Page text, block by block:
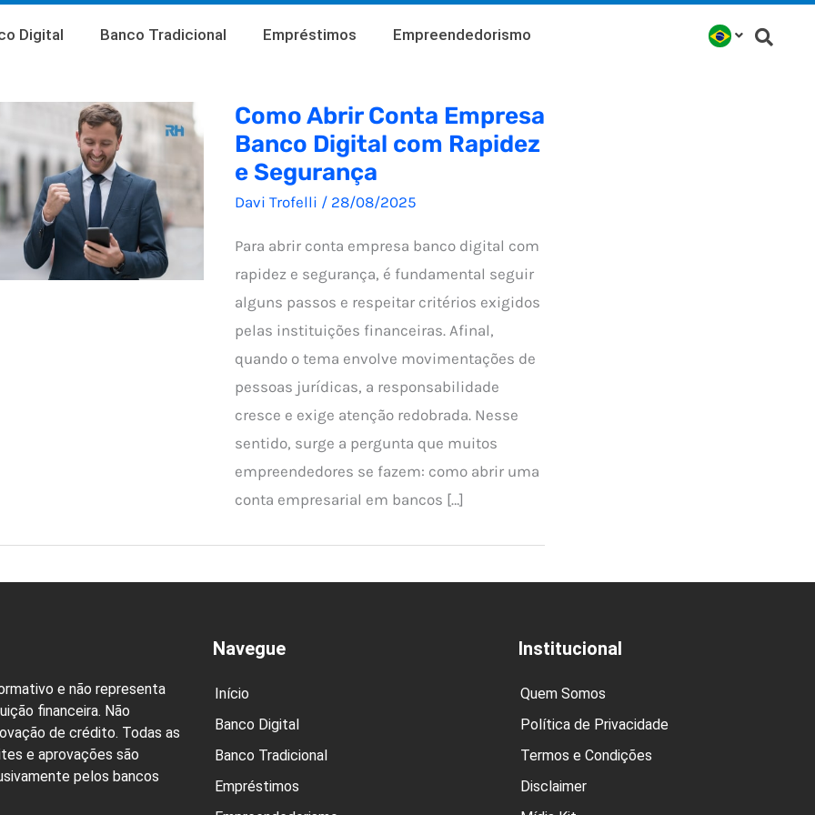
Digital Banco Tradicional Empréstimos Empreendedorismo
Como Abrir Conta Empresa
Banco Digital com Rapidez
e Segurança
Davi Trofelli / 28/08/2025
Para abrir conta empresa banco digital com
rapidez e segurança, é fundamental seguir
alguns passos e respeitar critérios exigidos
pelas instituições financeiras. Afinal,
quando o tema envolve movimentações de
pessoas jurídicas, a responsabilidade
cresce e exige atenção redobrada. Nesse
sentido, surge a pergunta que muitos
empreendedores se fazem: como abrir uma
conta empresarial em bancos […]
e não representa
financeira. Não
de crédito. Todas as
e aprovações são
pelos bancos
Navegue
Início
Banco Digital
Banco Tradicional
Empréstimos
Institucional
Quem Somos
Política de Privacidade
Termos e Condições
Disclaimer